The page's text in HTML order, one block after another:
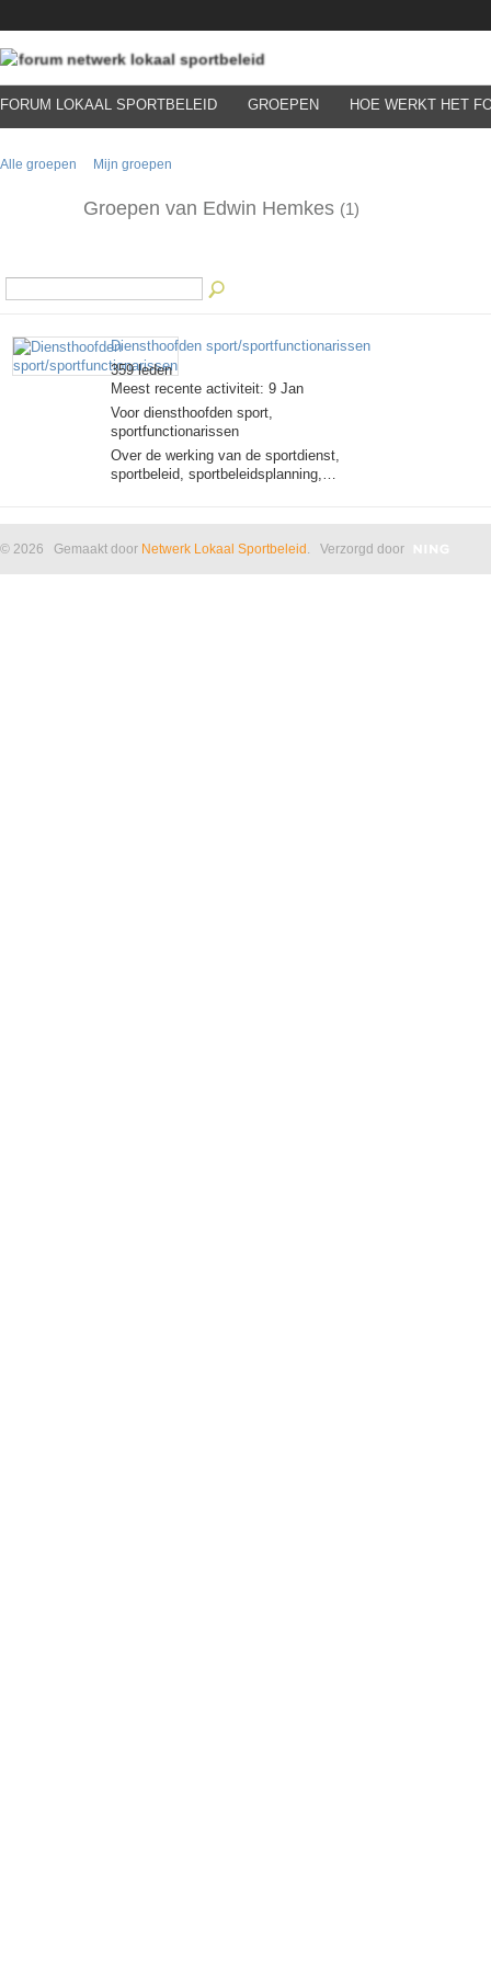
FORUM LOKAAL SPORTBELEID GROEPEN HOE WERKT HET
Alle groepen Mijn groepen
Groepen van Edwin Hemkes (1)
Diensthoofden sport/sportfunctionarissen
359 leden
Meest recente activiteit: 9 Jan
Voor diensthoofden sport,
sportfunctionarissen
Over de werking van de sportdienst,
sportbeleid, sportbeleidsplanning,…
© 2026 Gemaakt door Netwerk Lokaal Sportbeleid. Verzorgd door